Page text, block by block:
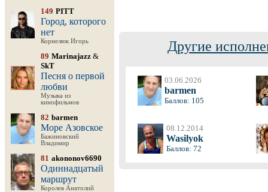
149 PITT
Город, которого
нет
Корнелюк Игорь
89 Marinajazz &
SkT
Песня о первой
любви
Музыка из
кинофильмов
82 barmen
Море Азовское
Бажиновский
Владимир
81 akononov6690
Одиннадцатый
маршрут
Королев Анатолий
Другие
03.06.2026
barmen
Баллов: 105
08.12.2014
Wasilyok
Баллов: 72